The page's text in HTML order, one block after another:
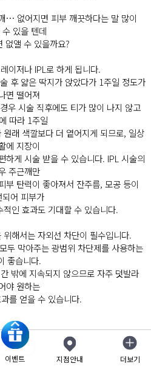
… 없어지면 피부 깨끗하다는 말 많이
수 있을 텐데
없앨 수 있을까요?
이저나 IPL로 하게 됩니다.
후 얇은 딱지가 앉았다가 1주일 정도가
면 떨어져
우 시술 직후에도 티가 많이 나지 않고
따라 1주일
래 색깔보다 더 옅어지게 되므로, 일상
에 지장이
하게 시술 받을 수 있습니다. IPL 시술의
주근깨만
부 탄력이 좋아져서 잔주름, 모공 등이
되어 피부가
인 효과도 기대할 수 있습니다.
해서는 자외선 차단이 필수입니다.
두 막아주는 광범위 차단제를 사용하는
좋습니다.
밖에 지속되지 않으므로 자주 덧발라
야 원하는
를 얻을 수 있습니다.
목록
닫기
이벤트 지점안내 더보기